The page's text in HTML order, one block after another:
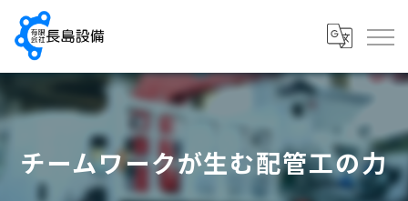
チームワークが生む配管工の力